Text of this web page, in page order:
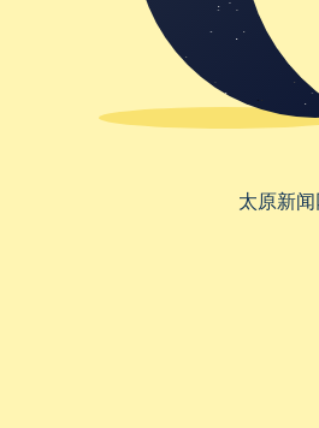
太原新闻